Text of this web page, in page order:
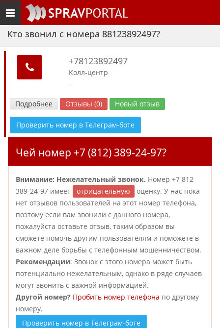
Toggle
navigation
Кто звонил с номера 88123892497?
+78123892497
Колл-центр
--
Подробнее Отзывы (0) Новый отзыв
Проверить номер в Телеграм-боте
Чей номер +7 (812) 389-24-97?
Внимание: Нежелательный звонок. Номер +7 812
389-24-97 имеет
отрицательную
оценку. У нас пока
нет отзывов пользователей на этот номер телефона,
поэтому если вам звонили с данного номера,
пожалуйста оставьте отзыв, таким образом вы
сможете помочь другим пользователям и поможете в
важном деле борьбы с телефонным мошенничеством.
Рекомендации: Звонок с этого номера может быть
потенциально нежелательным, однако в ряде случаев
могут звонить с важной информацией.
Другой номер? Пробить номер телефона по другому
номеру.
Проверить номер в Телеграм-боте